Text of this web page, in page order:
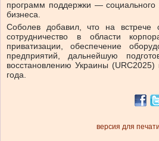
программ поддержки — социального
бизнеса.
Соболев добавил, что на встрече
сотрудничество в области
приватизации, обеспечение
предприятий, дальнейшую
восстановлению Украины
года.
версия для